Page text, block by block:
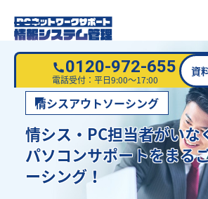
0120-972-655
電話受付：平日9:00～17:00
資
情シスアウトソーシング
情シス・PC担当者がいな
パソコンサポートをまる
ーシング！